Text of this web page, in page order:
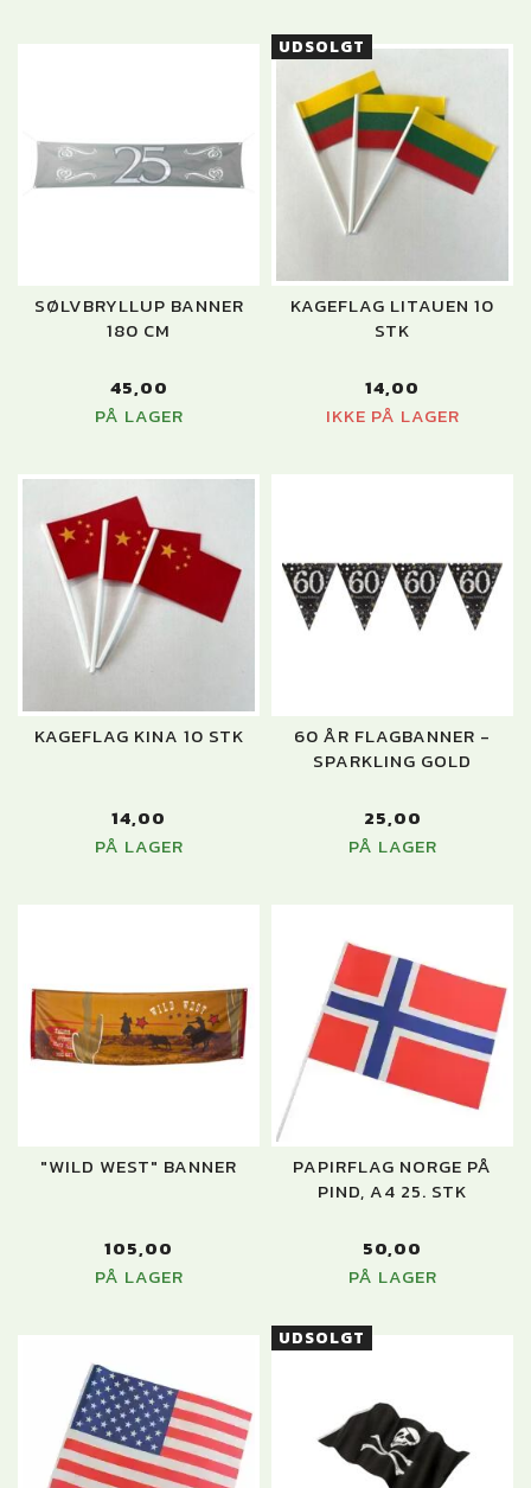
SØLVBRYLLUP BANNER
180 CM
45,00
PÅ LAGER
UDSOLGT
KAGEFLAG LITAUEN 10
STK
14,00
IKKE PÅ LAGER
KAGEFLAG KINA 10 STK
14,00
PÅ LAGER
60 ÅR FLAGBANNER -
SPARKLING GOLD
25,00
PÅ LAGER
"WILD WEST" BANNER
105,00
PÅ LAGER
PAPIRFLAG NORGE PÅ
PIND, A4 25. STK
50,00
PÅ LAGER
UDSOLGT